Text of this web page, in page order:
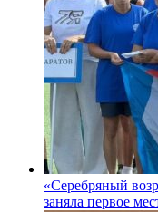
«Серебряный
заняла первое